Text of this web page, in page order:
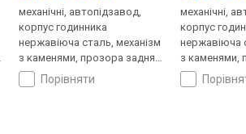
механічні, автопідзавод,
корпус годинника
нержавіюча сталь, механізм
з каменями, прозора задня
кришка, світовий час,
ремінець: браслет сталь,
порівняти
механічні,
корпус
нержавіюча
з каменями,
кришка,
ремінець: